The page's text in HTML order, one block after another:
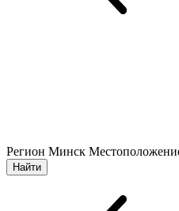
Регион Минск